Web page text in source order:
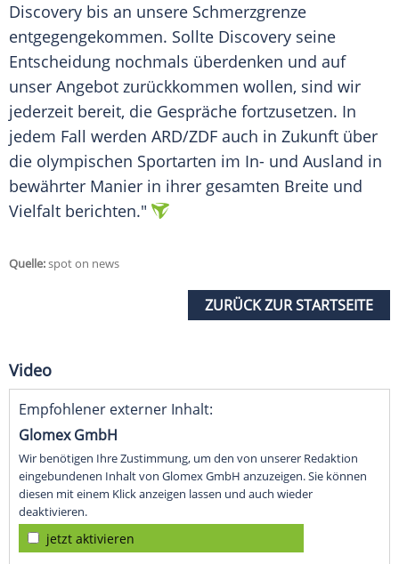
Discovery bis an unsere Schmerzgrenze
entgegengekommen. Sollte Discovery seine
Entscheidung nochmals überdenken und auf
unser Angebot zurückkommen wollen, sind wir
jederzeit bereit, die Gespräche fortzusetzen. In
jedem Fall werden ARD/ZDF auch in Zukunft über
die olympischen Sportarten im In- und Ausland in
bewährter Manier in ihrer gesamten Breite und
Vielfalt berichten."
Quelle:spot on news
ZURÜCK ZUR STARTSEITE
Video
Empfohlener externer Inhalt:
Glomex GmbH
Wir benötigen Ihre Zustimmung, um den von unserer Redaktion
eingebundenen Inhalt von Glomex GmbH anzuzeigen. Sie können
diesen mit einem Klick anzeigen lassen und auch wieder
deaktivieren.
jetzt aktivieren